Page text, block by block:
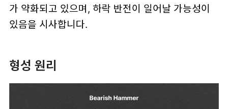
가 약화되고 있으며, 하락 반전이 일어날 가능성이
있음을 시사합니다.
형성 원리